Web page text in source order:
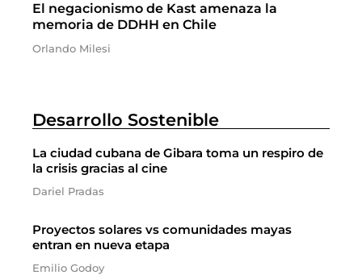
El negacionismo de Kast amenaza la
memoria de DDHH en Chile
Orlando Milesi
Desarrollo Sostenible
La ciudad cubana de Gibara toma un respiro de
la crisis gracias al cine
Dariel Pradas
Proyectos solares vs comunidades mayas
entran en nueva etapa
Emilio Godoy